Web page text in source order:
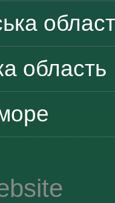
область